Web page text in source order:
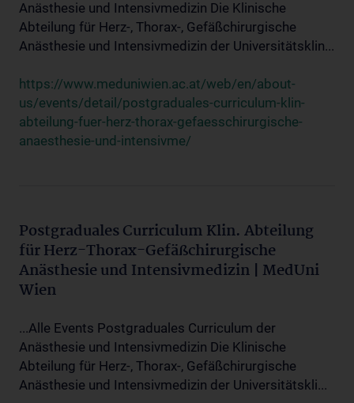
Anästhesie und Intensivmedizin Die Klinische
Abteilung für Herz-, Thorax-, Gefäßchirurgische
Anästhesie und Intensivmedizin der Universitätsklin...
https://www.meduniwien.ac.at/web/en/about-
us/events/detail/postgraduales-curriculum-klin-
abteilung-fuer-herz-thorax-gefaesschirurgische-
anaesthesie-und-intensivme/
Postgraduales Curriculum Klin. Abteilung
für Herz-Thorax-Gefäßchirurgische
Anästhesie und Intensivmedizin | MedUni
Wien
...Alle Events Postgraduales Curriculum der
Anästhesie und Intensivmedizin Die Klinische
Abteilung für Herz-, Thorax-, Gefäßchirurgische
Anästhesie und Intensivmedizin der Universitätskli...